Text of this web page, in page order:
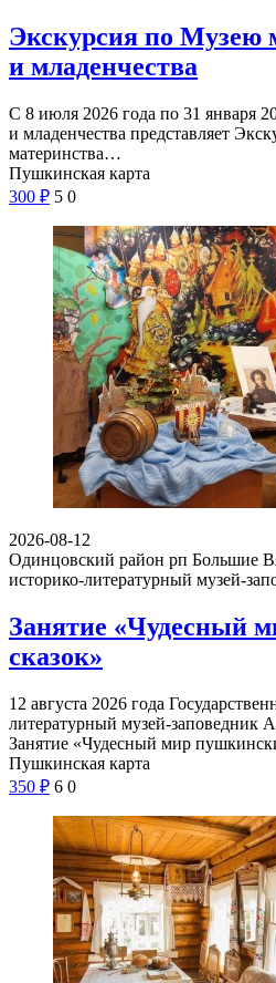
Экскурсия по Музею
и младенчества
С 8 июля 2026 года по 31 января
и младенчества представляет
материнства…
Пушкинская карта
300 ₽ 5 0
2026-08-12
Одинцовский район рп Большие
историко-литературный музей-
Занятие «Чудесный
сказок»
12 августа 2026 года
литературный музей-заповедник
Занятие «Чудесный мир
Пушкинская карта
350 ₽ 6 0